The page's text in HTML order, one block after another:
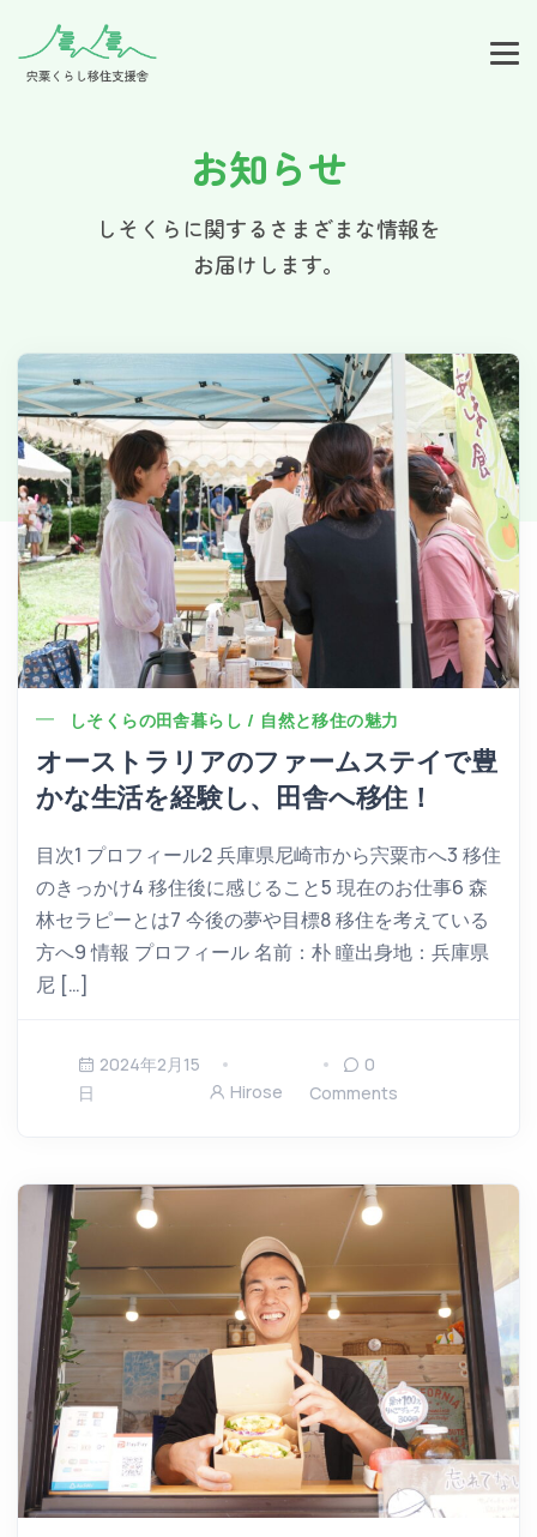
お知らせ
しそくらに関するさまざまな情報を
お届けします。
しそくらの田舎暮らし / 自然と移住の魅力
オーストラリアのファームステイで豊
かな生活を経験し、田舎へ移住！
目次1 プロフィール2 兵庫県尼崎市から宍粟市へ3 移住
のきっかけ4 移住後に感じること5 現在のお仕事6 森
林セラピーとは7 今後の夢や目標8 移住を考えている
方へ9 情報 プロフィール 名前：朴 瞳出身地：兵庫県
尼 […]
2024年2月15
日
Hirose
0
Comments